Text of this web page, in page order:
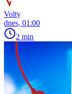
Volty
dnes, 01:00
2 min